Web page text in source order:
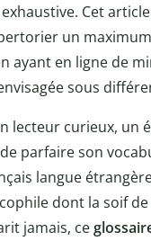
Cet
un
ayant en ligne de
sous
lecteur curieux, un
parfaire son
langue
dont la soif de
jamais, ce